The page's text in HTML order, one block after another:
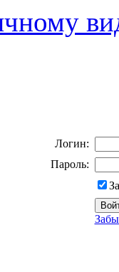
Логин:
Пароль: